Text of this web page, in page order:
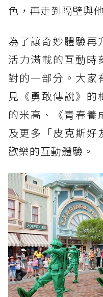
色，再走到隔壁與
為了讓奇妙體驗再
活力滿載的互動時
對的一部分。大家
見《勇敢傳說》的
的米高、《青春養
及更多「皮克斯好
歡樂的互動體驗。